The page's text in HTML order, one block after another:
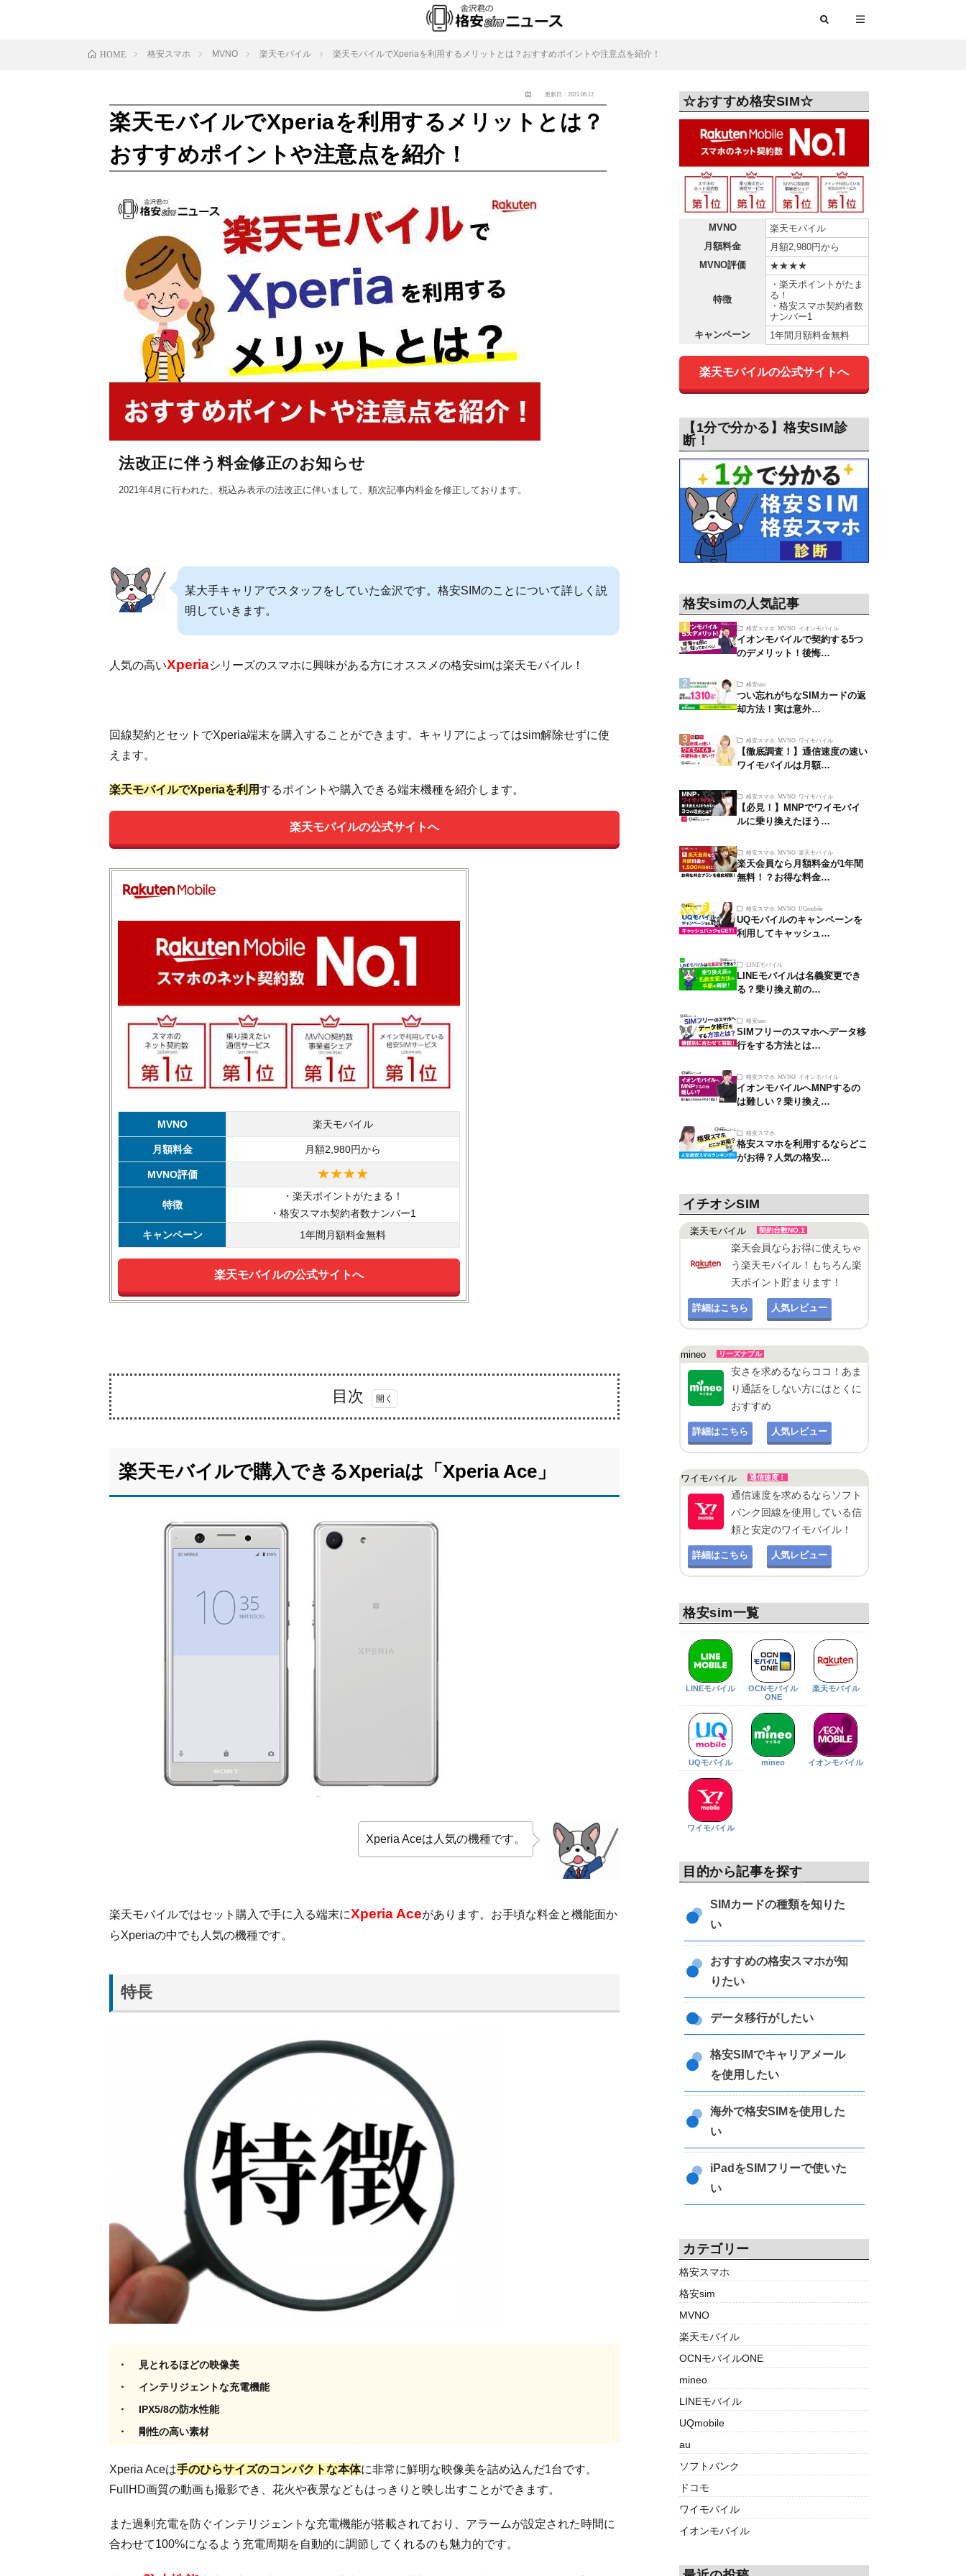
HOME 格安スマホ MVNO 楽天モバイル 楽天モバイルでXperiaを利用するメリットとは？おすすめポイントや注意点を紹介！
更新日：2021.06.12
楽天モバイルでXperiaを利用するメリットとは？
おすすめポイントや注意点を紹介！
法改正に伴う料金修正のお知らせ
2021年4月に行われた、税込み表示の法改正に伴いまして、順次記事内料金を修正しております。
某大手キャリアでスタッフをしていた金沢です。格安SIMのことについて詳しく説
明していきます。
人気の高いXperiaシリーズのスマホに興味がある方にオススメの格安simは楽天モバイル！
回線契約とセットでXperia端末を購入することができます。キャリアによってはsim解除せずに使
えます。
楽天モバイルでXperiaを利用するポイントや購入できる端末機種を紹介します。
楽天モバイルの公式サイトへ
MVNO 楽天モバイル
月額料金 月額2,980円から
MVNO評価 ★★★★
特徴
・楽天ポイントがたまる！
・格安スマホ契約者数ナンバー1
キャンペーン
1年間月額料金無料
楽天モバイルの公式サイトへ
目次
購入で
Xperia
はオ
が強
い
で
Xperia
を安
く手
に入
に
楽天
モバ
「ポ
イン
を活
用
楽天
DEAL
楽天モバイルで購入できるXperiaは「Xperia Ace」
Xperia Aceは人気の機種です。
楽天モバイルではセット購入で手に入る端末にXperia Aceがあります。お手頃な料金と機能面か
らXperiaの中でも人気の機種です。
特長
見とれるほどの映像美
インテリジェントな充電機能
IPX5/8の防水性能
剛性の高い素材
Xperia Aceは手のひらサイズのコンパクトな本体に非常に鮮明な映像美を詰め込んだ1台です。
FullHD画質の動画も撮影でき、花火や夜景などもはっきりと映し出すことができます。
また過剰充電を防ぐインテリジェントな充電機能が搭載されており、アラームが設定された時間に
合わせて100%になるよう充電周期を自動的に調節してくれるのも魅力的です。
☆おすすめ格安SIM☆
MVNO
楽天モバイル
月額料金
月額2,980円から
MVNO評価
★★★★
特徴
・楽天ポイントがたま
る！
・格安スマホ契約者数
ナンバー1
キャンペーン
1年間月額料金無料
楽天モバイルの公式サイトへ
【1分で分かる】格安SIM診
断！
格安simの人気記事
格安スマホ MVNO イオンモバイル
イオンモバイルで契約する5つ
のデメリット！後悔…
格安sim
つい忘れがちなSIMカードの返
却方法！実は意外…
格安スマホ MVNO ワイモバイル
【徹底調査！】通信速度の速い
ワイモバイルは月額…
格安スマホ MVNO ワイモバイル
【必見！】MNPでワイモバイ
ルに乗り換えたほう…
格安スマホ MVNO 楽天モバイル
楽天会員なら月額料金が1年間
無料！？お得な料金…
格安スマホ MVNO UQmobile
UQモバイルのキャンペーンを
利用してキャッシュ…
LINEモバイル
LINEモバイルは名義変更でき
る？乗り換え前の…
格安sim
SIMフリーのスマホへデータ移
行をする方法とは…
格安スマホ MVNO イオンモバイル
イオンモバイルへMNPするの
は難しい？乗り換え…
格安スマホ
格安スマホを利用するならどこ
がお得？人気の格安…
イチオシSIM
楽天モバイル 契約台数NO.1
楽天会員ならお得に使えちゃ
う楽天モバイル！もちろん楽
天ポイント貯まります！
詳細はこちら 人気レビュー
mineo リーズナブル
安さを求めるならココ！あま
り通話をしない方にはとくに
おすすめ
詳細はこちら 人気レビュー
ワイモバイル 通信速度！
通信速度を求めるならソフト
バンク回線を使用している信
頼と安定のワイモバイル！
詳細はこちら 人気レビュー
格安sim一覧
LINEモバイル
OCNモバイル
ONE
楽天モバイル
UQモバイル mineo イオンモバイル
ワイモバイル
目的から記事を探す
SIMカードの種類を知りた
い
おすすめの格安スマホが知
りたい
データ移行がしたい
格安SIMでキャリアメール
を使用したい
海外で格安SIMを使用した
い
iPadをSIMフリーで使いた
い
カテゴリー
格安スマホ
格安sim
MVNO
楽天モバイル
OCNモバイルONE
mineo
LINEモバイル
UQmobile
au
ソフトバンク
ドコモ
ワイモバイル
イオンモバイル